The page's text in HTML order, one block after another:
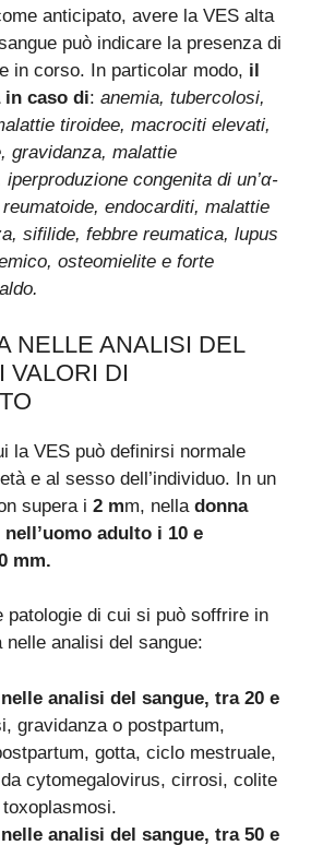
anticipato, avere la VES alta
può indicare la presenza di
in corso. In particolar modo, il
in caso di: anemia, tubercolosi,
tiroidee, macrociti elevati,
gravidanza, malattie
congenita di un’α-
endocarditi, malattie
sifilide, febbre reumatica, lupus
osteomielite e forte
NELLE ANALISI DEL
VALORI DI
la VES può definirsi normale
e al sesso dell’individuo. In un
supera i 2 mm, nella donna
nell’uomo adulto i 10 e
mm.
patologie di cui si può soffrire in
analisi del sangue:
analisi del sangue, tra 20 e
gravidanza o postpartum,
gotta, ciclo mestruale,
cytomegalovirus, cirrosi, colite
analisi del sangue, tra 50 e